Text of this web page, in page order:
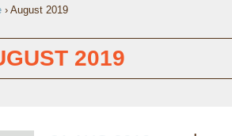
› August 2019
2019